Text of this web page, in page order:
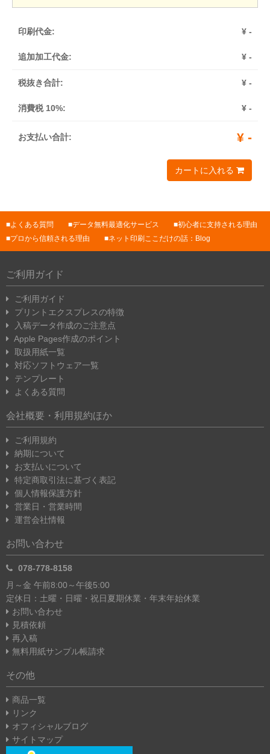
印刷代金: ¥ -
追加加工代金: ¥ -
税抜き合計: ¥ -
消費税 10%: ¥ -
お支払い合計: ¥ -
カートに入れる
よくある質問 データ無料最適化サービス
初心者に支持される理由
プロから信頼される理由
ネット印刷ここだけの話：Blog
ご利用ガイド
ご利用ガイド
プリントエクスプレスの特徴
入稿データ作成のご注意点
Apple Pages作成のポイント
取扱用紙一覧
対応ソフトウェア一覧
テンプレート
よくある質問
会社概要・利用規約ほか
ご利用規約
納期について
お支払いについて
特定商取引法に基づく表記
個人情報保護方針
営業日・営業時間
運営会社情報
お問い合わせ
078-778-8158
月～金 午前8:00～午後5:00
定休日：土曜・日曜・祝日 夏期休業・年末年始休業
お問い合わせ
見積依頼
再入稿
無料用紙サンプル帳請求
その他
商品一覧
リンク
オフィシャルブログ
サイトマップ